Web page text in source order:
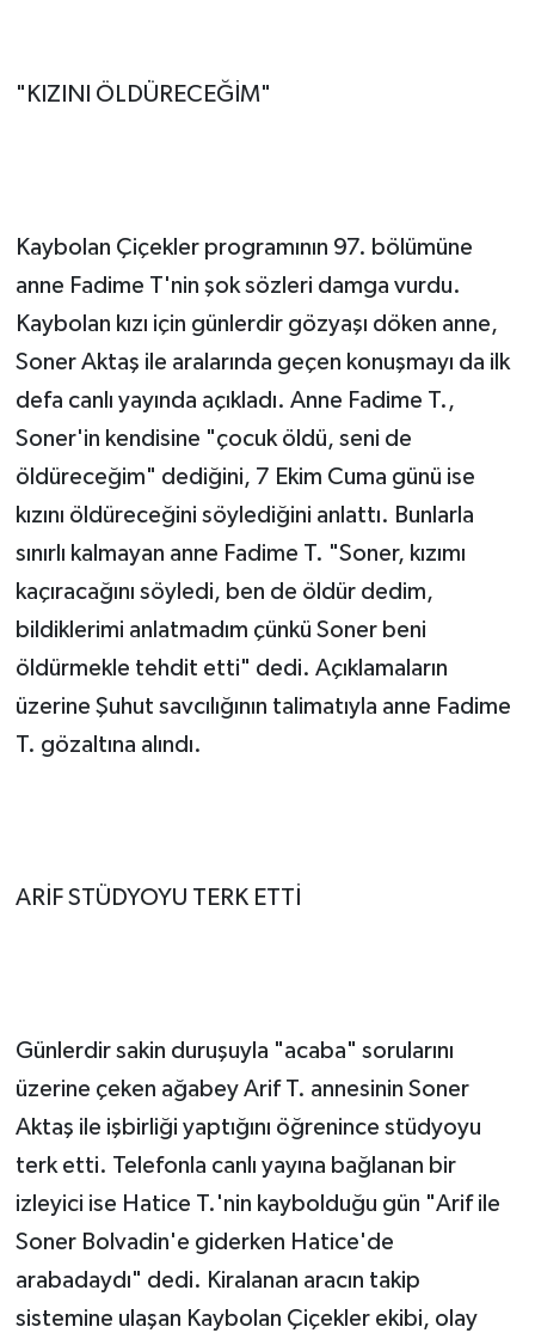
"KIZINI ÖLDÜRECEĞİM"
Kaybolan Çiçekler programının 97. bölümüne
anne Fadime T'nin şok sözleri damga vurdu.
Kaybolan kızı için günlerdir gözyaşı döken anne,
Soner Aktaş ile aralarında geçen konuşmayı da ilk
defa canlı yayında açıkladı. Anne Fadime T.,
Soner'in kendisine "çocuk öldü, seni de
öldüreceğim" dediğini, 7 Ekim Cuma günü ise
kızını öldüreceğini söylediğini anlattı. Bunlarla
sınırlı kalmayan anne Fadime T. "Soner, kızımı
kaçıracağını söyledi, ben de öldür dedim,
bildiklerimi anlatmadım çünkü Soner beni
öldürmekle tehdit etti" dedi. Açıklamaların
üzerine Şuhut savcılığının talimatıyla anne Fadime
T. gözaltına alındı.
ARİF STÜDYOYU TERK ETTİ
Günlerdir sakin duruşuyla "acaba" sorularını
üzerine çeken ağabey Arif T. annesinin Soner
Aktaş ile işbirliği yaptığını öğrenince stüdyoyu
terk etti. Telefonla canlı yayına bağlanan bir
izleyici ise Hatice T.'nin kaybolduğu gün "Arif ile
Soner Bolvadin'e giderken Hatice'de
arabadaydı" dedi. Kiralanan aracın takip
sistemine ulaşan Kaybolan Çiçekler ekibi, olay